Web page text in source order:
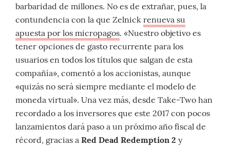
barbaridad de millones. No es de extrañar, pues, la
contundencia con la que Zelnick renueva su
apuesta por los micropagos. «Nuestro objetivo es
tener opciones de gasto recurrente para los
usuarios en todos los títulos que salgan de esta
compañía», comentó a los accionistas, aunque
«quizás no será siempre mediante el modelo de
moneda virtual». Una vez más, desde Take-Two han
recordado a los inversores que este 2017 con pocos
lanzamientos dará paso a un próximo año fiscal de
récord, gracias a Red Dead Redemption 2 y